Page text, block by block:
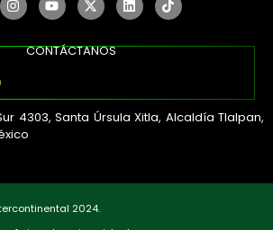
CONTÁCTANOS
4303, Santa Úrsula Xitla, Alcaldía Tlalpan,
2024.